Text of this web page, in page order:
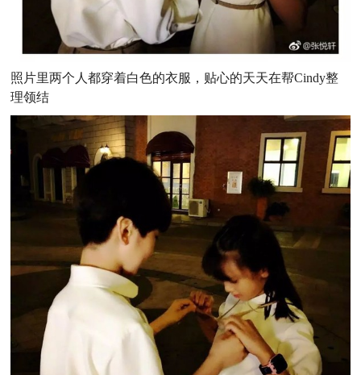
照片里两个人都穿着白色的衣服，贴心的天天在帮Cindy整
理领结